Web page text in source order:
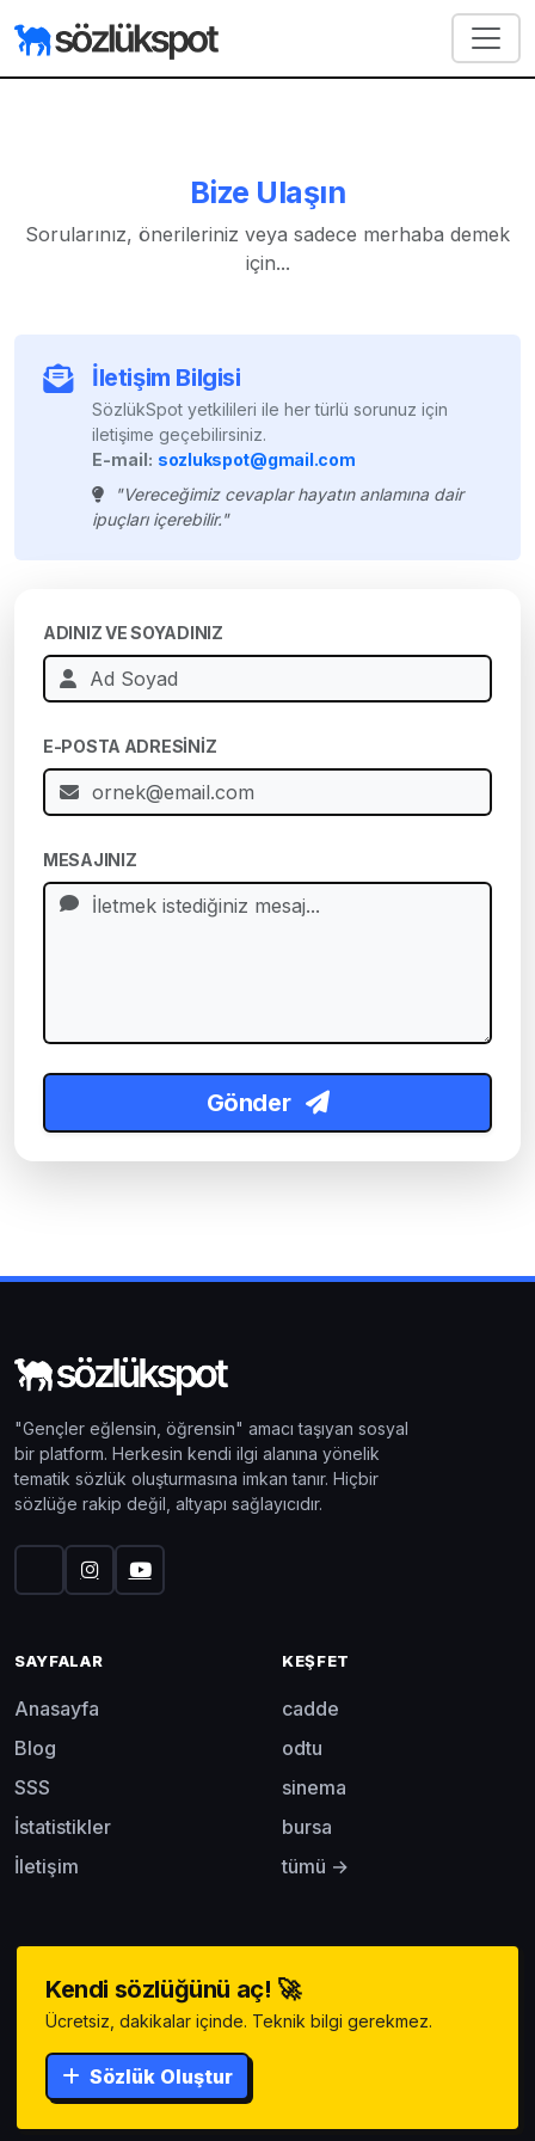
Bize Ulaşın
Sorularınız, önerileriniz veya sadece merhaba demek
için...
İletişim Bilgisi
SözlükSpot yetkilileri ile her türlü sorunuz için
iletişime geçebilirsiniz.
E-mail: sozlukspot@gmail.com
"Vereceğimiz cevaplar hayatın anlamına dair
ipuçları içerebilir."
ADINIZ VE SOYADINIZ
E-POSTA ADRESINIZ
MESAJINIZ
Gönder
"Gençler eğlensin, öğrensin" amacı taşıyan sosyal
bir platform. Herkesin kendi ilgi alanına yönelik
tematik sözlük oluşturmasına imkan tanır. Hiçbir
sözlüğe rakip değil, altyapı sağlayıcıdır.
SAYFALAR
Anasayfa
Blog
SSS
İstatistikler
İletişim
KEŞFET
cadde
odtu
sinema
bursa
tümü →
Kendi sözlüğünü aç! 🚀
Ücretsiz, dakikalar içinde. Teknik bilgi gerekmez.
Sözlük Oluştur